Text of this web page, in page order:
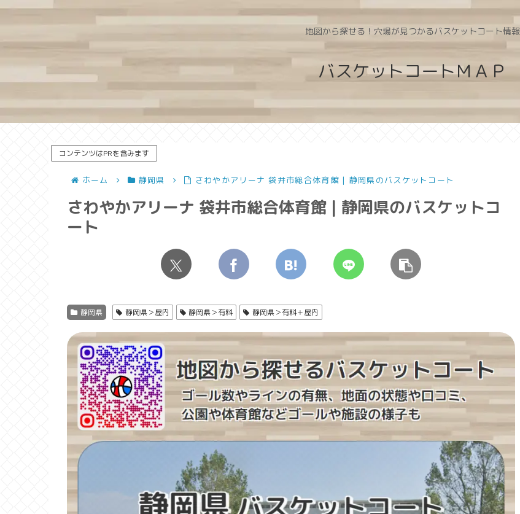
地図から探せる！穴場が見つかるバスケットコート情報
バスケットコートＭＡＰ
コンテンツはPRを含みます
ホーム 静岡県 さわやかアリーナ 袋井市総合体育館 | 静岡県のバスケットコート
さわやかアリーナ 袋井市総合体育館 | 静岡県のバスケットコ
ート
静岡県 静岡県＞屋内 静岡県＞有料 静岡県＞有料＋屋内